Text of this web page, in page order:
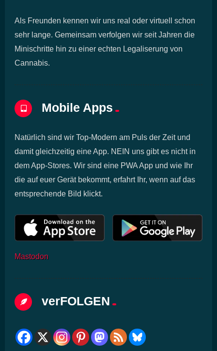
Als Freunden kennen wir uns real oder virtuell schon
sehr lange. Gemeinsam verfolgen wir seit Jahren die
Minischritte hin zu einer echten Legaliserung von
Cannabis.
Mobile Apps
Natürlich sind wir Top-Modern am Puls der Zeit und
damit gleichzeitig eine App. NEIN uns gibt es nicht in
dem App-Stores. Wir sind eine PWA App und wie Ihr
die auf euer Gerät bekommt, erfahrt Ihr, wenn auf das
entsprechende Bild klickt.
Mastodon
verFOLGEN